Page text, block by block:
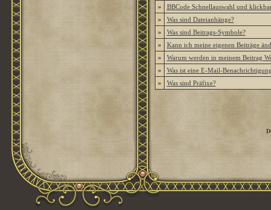
»
BBCode Schnellauswahl und
»
Was sind Dateianhänge?
»
Was sind Beitrags-Symbole?
»
Kann ich meine eigenen Beiträge
»
Warum werden in meinem Beitrag
»
Was ist eine E-Mail-
»
Was sind Präfixe?